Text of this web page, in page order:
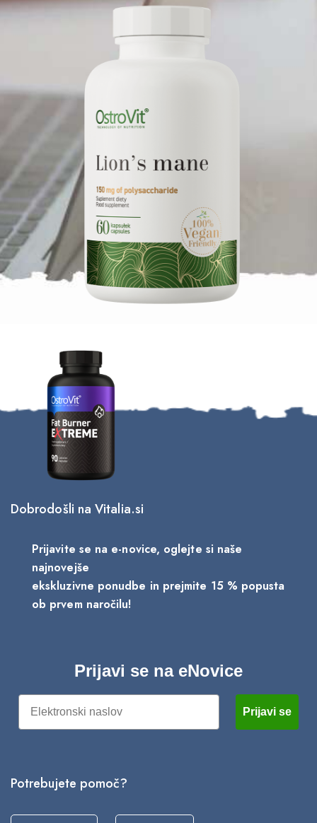
Dobrodošli na Vitalia.si
Prijavite se na e-novice, oglejte si naše
najnovejše
ekskluzivne ponudbe in prejmite 15 % popusta
ob prvem naročilu!
Prijavi se na eNovice
Email
Prijavi se
Potrebujete pomoč?